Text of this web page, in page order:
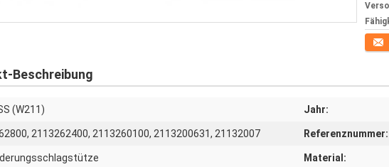
Beschreibung
(W211) Jahr:
2113262400, 2113260100, 2113200631, 21132007 Referenznummer:
Material: